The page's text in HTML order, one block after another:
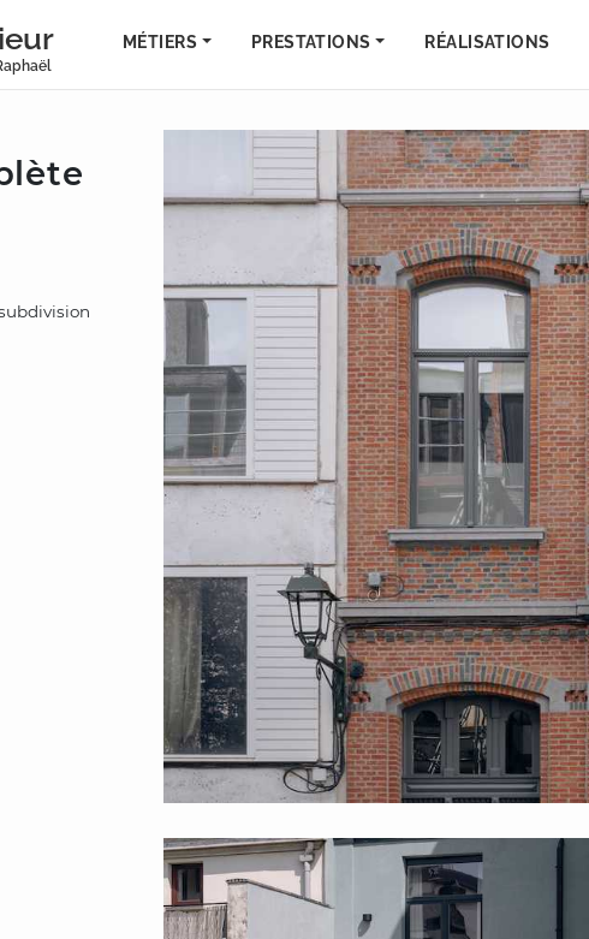
MÉTIERS PRESTATIONS RÉALISATIONS